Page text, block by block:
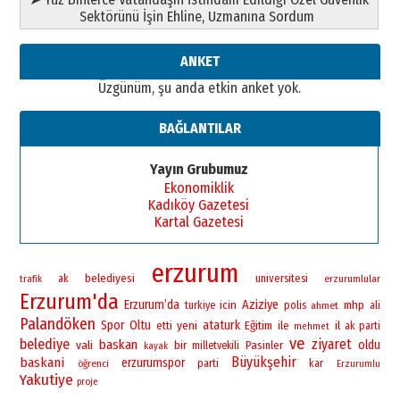
Sektörünü İşin Ehline, Uzmanına Sordum
ANKET
Üzgünüm, şu anda etkin anket yok.
BAĞLANTILAR
Yayın Grubumuz
Ekonomiklik
Kadıköy Gazetesi
Kartal Gazetesi
trafik ak belediyesi erzurum universitesi erzurumlular
Erzurum'da Erzurum’da turkiye icin Aziziye polis ahmet mhp ali
Palandöken Spor Oltu etti yeni ataturk Eğitim ile mehmet il ak parti
belediye vali baskan kayak bir milletvekili Pasinler ve ziyaret oldu
baskani öğrenci erzurumspor parti Büyükşehir kar Erzurumlu
Yakutiye proje